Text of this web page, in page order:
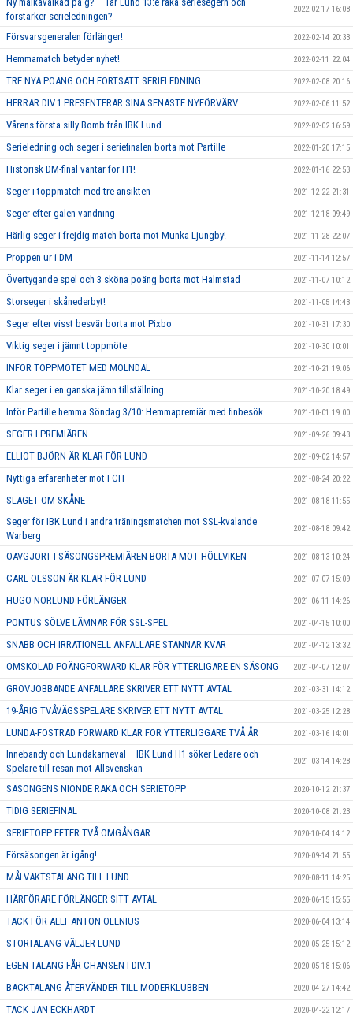
förstärker serieledningen?
2022-02-17 16:08
Försvarsgeneralen förlänger! 2022-02-14 20:33
Hemmamatch betyder nyhet! 2022-02-11 22:04
TRE NYA POÄNG OCH FORTSATT SERIELEDNING 2022-02-08 20:16
HERRAR DIV.1 PRESENTERAR SINA SENASTE NYFÖRVÄRV 2022-02-06 11:52
Vårens första silly Bomb från IBK Lund 2022-02-02 16:59
Serieledning och seger i seriefinalen borta mot Partille 2022-01-20 17:15
Historisk DM-final väntar för H1! 2022-01-16 22:53
Seger i toppmatch med tre ansikten 2021-12-22 21:31
Seger efter galen vändning 2021-12-18 09:49
Härlig seger i frejdig match borta mot Munka Ljungby! 2021-11-28 22:07
Proppen ur i DM 2021-11-14 12:57
Övertygande spel och 3 sköna poäng borta mot Halmstad 2021-11-07 10:12
Storseger i skånederbyt! 2021-11-05 14:43
Seger efter visst besvär borta mot Pixbo 2021-10-31 17:30
Viktig seger i jämnt toppmöte 2021-10-30 10:01
INFÖR TOPPMÖTET MED MÖLNDAL 2021-10-21 19:06
Klar seger i en ganska jämn tillställning 2021-10-20 18:49
Inför Partille hemma Söndag 3/10: Hemmapremiär med finbesök 2021-10-01 19:00
SEGER I PREMIÄREN 2021-09-26 09:43
ELLIOT BJÖRN ÄR KLAR FÖR LUND 2021-09-02 14:57
Nyttiga erfarenheter mot FCH 2021-08-24 20:22
SLAGET OM SKÅNE 2021-08-18 11:55
Seger för IBK Lund i andra träningsmatchen mot SSL-kvalande
Warberg
2021-08-18 09:42
OAVGJORT I SÄSONGSPREMIÄREN BORTA MOT HÖLLVIKEN 2021-08-13 10:24
CARL OLSSON ÄR KLAR FÖR LUND 2021-07-07 15:09
HUGO NORLUND FÖRLÄNGER 2021-06-11 14:26
PONTUS SÖLVE LÄMNAR FÖR SSL-SPEL 2021-04-15 10:00
SNABB OCH IRRATIONELL ANFALLARE STANNAR KVAR 2021-04-12 13:32
OMSKOLAD POÄNGFORWARD KLAR FÖR YTTERLIGARE EN SÄSONG 2021-04-07 12:07
GROVJOBBANDE ANFALLARE SKRIVER ETT NYTT AVTAL 2021-03-31 14:12
19-ÅRIG TVÅVÄGSSPELARE SKRIVER ETT NYTT AVTAL 2021-03-25 12:28
LUNDA-FOSTRAD FORWARD KLAR FÖR YTTERLIGGARE TVÅ ÅR 2021-03-16 14:01
Innebandy och Lundakarneval – IBK Lund H1 söker Ledare och
Spelare till resan mot Allsvenskan
2021-03-14 14:28
SÄSONGENS NIONDE RAKA OCH SERIETOPP 2020-10-12 21:37
TIDIG SERIEFINAL 2020-10-08 21:23
SERIETOPP EFTER TVÅ OMGÅNGAR 2020-10-04 14:12
Försäsongen är igång! 2020-09-14 21:55
MÅLVAKTSTALANG TILL LUND 2020-08-11 14:25
HÄRFÖRARE FÖRLÄNGER SITT AVTAL 2020-06-15 15:55
TACK FÖR ALLT ANTON OLENIUS 2020-06-04 13:14
STORTALANG VÄLJER LUND 2020-05-25 15:12
EGEN TALANG FÅR CHANSEN I DIV.1 2020-05-18 15:06
BACKTALANG ÅTERVÄNDER TILL MODERKLUBBEN 2020-04-27 14:42
TACK JAN ECKHARDT 2020-04-22 12:17